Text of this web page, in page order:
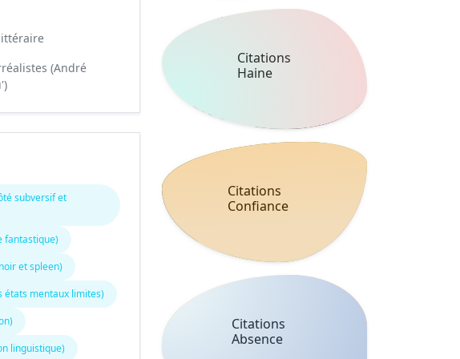
(André
subversif et
fantastique)
et spleen)
états mentaux limites)
linguistique)
Citations
Haine
Citations
Confiance
Citations
Absence